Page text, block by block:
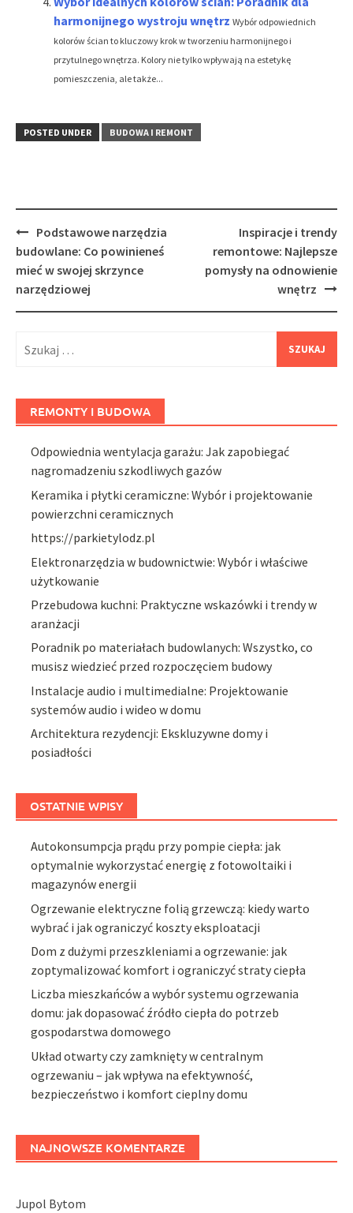
harmonijnego wystroju wnętrz Wybór odpowiednich
kolorów ścian to kluczowy krok w tworzeniu harmonijnego i
przytulnego wnętrza. Kolory nie tylko wpływają na estetykę
pomieszczenia, ale także...
POSTED UNDER BUDOWA I REMONT
Post
navigation
Podstawowe narzędzia
budowlane: Co powinieneś
mieć w swojej skrzynce
narzędziowej
Inspiracje i trendy
remontowe: Najlepsze
pomysły na odnowienie
wnętrz
REMONTY I BUDOWA
Odpowiednia wentylacja garażu: Jak zapobiegać
nagromadzeniu szkodliwych gazów
Keramika i płytki ceramiczne: Wybór i projektowanie
powierzchni ceramicznych
https://parkietylodz.pl
Elektronarzędzia w budownictwie: Wybór i właściwe
użytkowanie
Przebudowa kuchni: Praktyczne wskazówki i trendy w
aranżacji
Poradnik po materiałach budowlanych: Wszystko, co
musisz wiedzieć przed rozpoczęciem budowy
Instalacje audio i multimedialne: Projektowanie
systemów audio i wideo w domu
Architektura rezydencji: Ekskluzywne domy i
posiadłości
OSTATNIE WPISY
Autokonsumpcja prądu przy pompie ciepła: jak
optymalnie wykorzystać energię z fotowoltaiki i
magazynów energii
Ogrzewanie elektryczne folią grzewczą: kiedy warto
wybrać i jak ograniczyć koszty eksploatacji
Dom z dużymi przeszkleniami a ogrzewanie: jak
zoptymalizować komfort i ograniczyć straty ciepła
Liczba mieszkańców a wybór systemu ogrzewania
domu: jak dopasować źródło ciepła do potrzeb
gospodarstwa domowego
Układ otwarty czy zamknięty w centralnym
ogrzewaniu – jak wpływa na efektywność,
bezpieczeństwo i komfort cieplny domu
NAJNOWSZE KOMENTARZE
Jupol Bytom